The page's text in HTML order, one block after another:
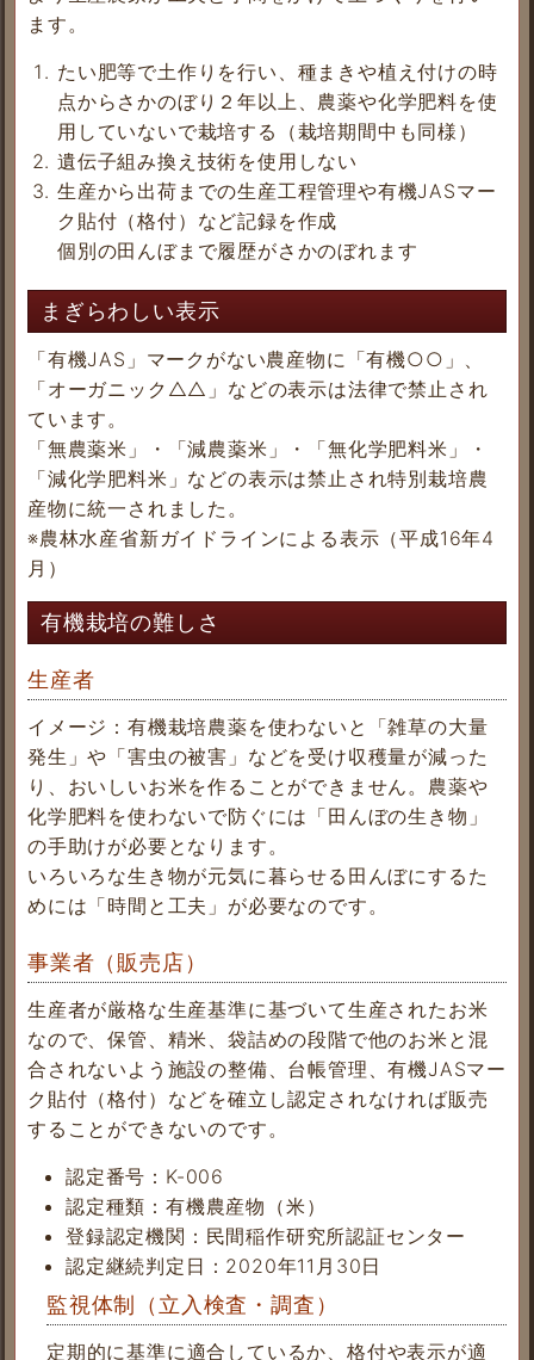
ます。
たい肥等で土作りを行い、種まきや植え付けの時
点からさかのぼり２年以上、農薬や化学肥料を使
用していないで栽培する（栽培期間中も同様）
遺伝子組み換え技術を使用しない
生産から出荷までの生産工程管理や有機JASマー
ク貼付（格付）など記録を作成
個別の田んぼまで履歴がさかのぼれます
まぎらわしい表示
「有機JAS」マークがない農産物に「有機○○」、
「オーガニック△△」などの表示は法律で禁止され
ています。
「無農薬米」・「減農薬米」・「無化学肥料米」・
「減化学肥料米」などの表示は禁止され特別栽培農
産物に統一されました。
※農林水産省新ガイドラインによる表示（平成16年4
月）
有機栽培の難しさ
生産者
イメージ：有機栽培農薬を使わないと「雑草の大量
発生」や「害虫の被害」などを受け収穫量が減った
り、おいしいお米を作ることができません。農薬や
化学肥料を使わないで防ぐには「田んぼの生き物」
の手助けが必要となります。
いろいろな生き物が元気に暮らせる田んぼにするた
めには「時間と工夫」が必要なのです。
事業者（販売店）
生産者が厳格な生産基準に基づいて生産されたお米
なので、保管、精米、袋詰めの段階で他のお米と混
合されないよう施設の整備、台帳管理、有機JASマー
ク貼付（格付）などを確立し認定されなければ販売
することができないのです。
認定番号：K-006
認定種類：有機農産物（米）
登録認定機関：民間稲作研究所認証センター
認定継続判定日：2020年11月30日
監視体制（立入検査・調査）
定期的に基準に適合しているか、格付や表示が適